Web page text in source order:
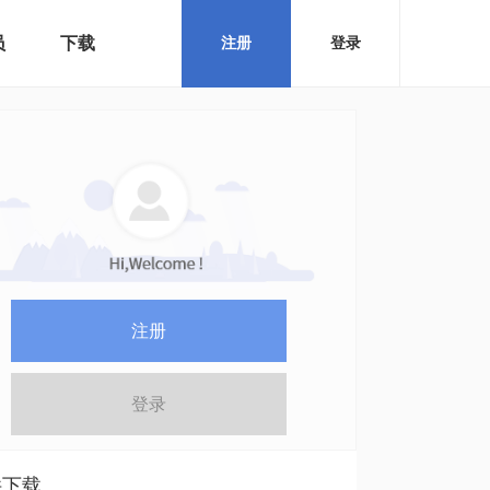
下载 注册 登录
注册
登录
载